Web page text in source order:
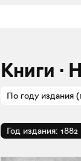
Книги ·
По году издания
Год издания: 1882